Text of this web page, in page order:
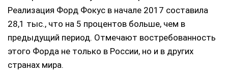
Реализация Форд Фокус в начале 2017 составила
28,1 тыс., что на 5 процентов больше, чем в
предыдущий период. Отмечают востребованность
этого Форда не только в России, но и в других
странах мира.